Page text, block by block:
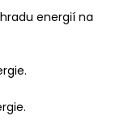
energií na